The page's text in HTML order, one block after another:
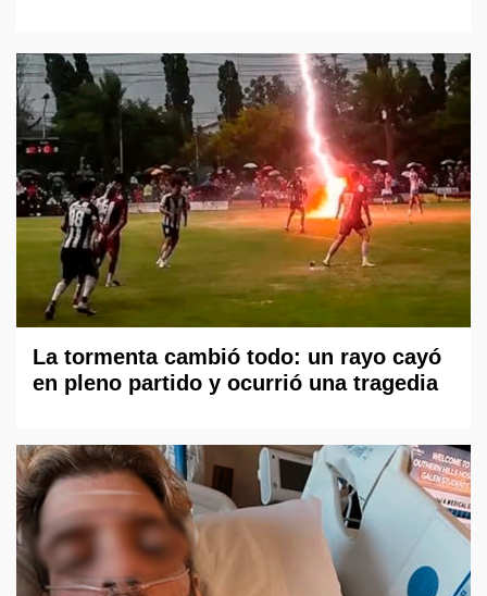
La tormenta cambió todo: un rayo cayó
en pleno partido y ocurrió una tragedia